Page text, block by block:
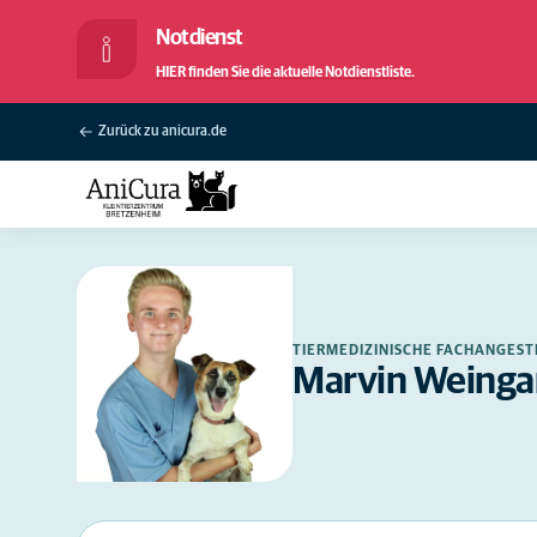
Notdienst
HIER finden Sie die aktuelle Notdienstliste.
Zurück zu anicura.de
TIERMEDIZINISCHE
Marvin